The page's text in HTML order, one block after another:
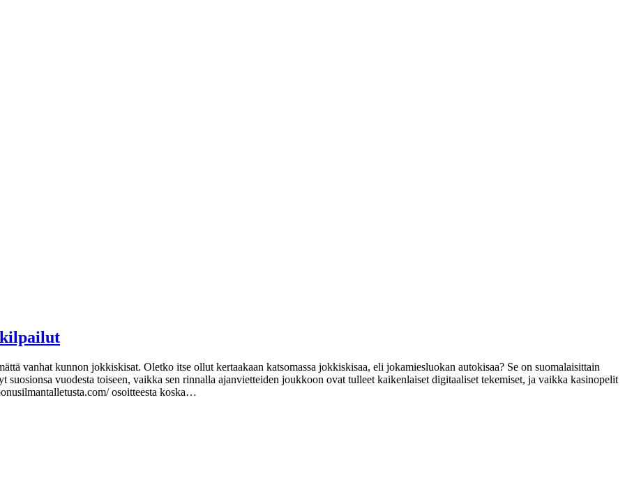
kilpailut
vanhat kunnon jokkiskisat. Oletko itse ollut kertaakaan katsomassa jokkiskisaa, eli jokamiesluokan autokisaa? Se on suomalaisittain
vuodesta toiseen, vaikka sen rinnalla ajanvietteiden joukkoon ovat tulleet kaikenlaiset digitaaliset tekemiset, ja vaikka kasinopelit
osoitteesta koska…